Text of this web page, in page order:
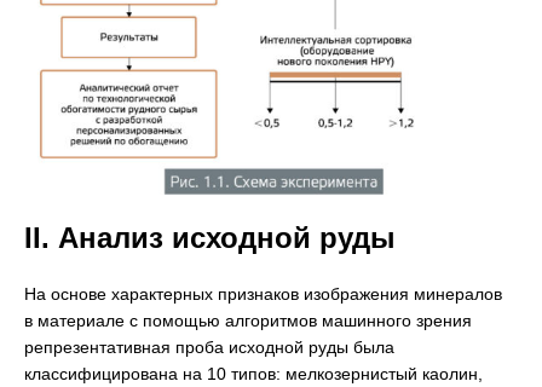
II. Анализ исходной руды
На основе характерных признаков изображения минералов
в материале с помощью алгоритмов машинного зрения
репрезентативная проба исходной руды была
классифицирована на 10 типов: мелкозернистый каолин,